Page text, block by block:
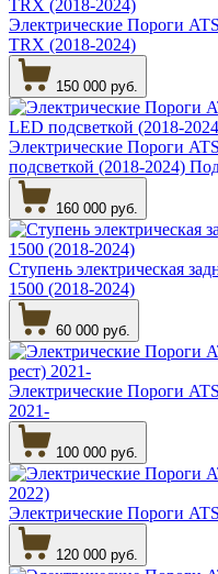
Электрические Пороги
TRX (2018-2024)
150 000 руб.
Электрические Пороги
подсветкой (2018-2024)
160 000 руб.
Ступень электрическая
1500 (2018-2024)
60 000 руб.
Электрические Пороги
2021-
100 000 руб.
Электрические Пороги
120 000 руб.